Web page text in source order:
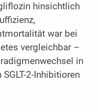
hinsichtlich
war bei
vergleichbar –
in
2-Inhibitioren